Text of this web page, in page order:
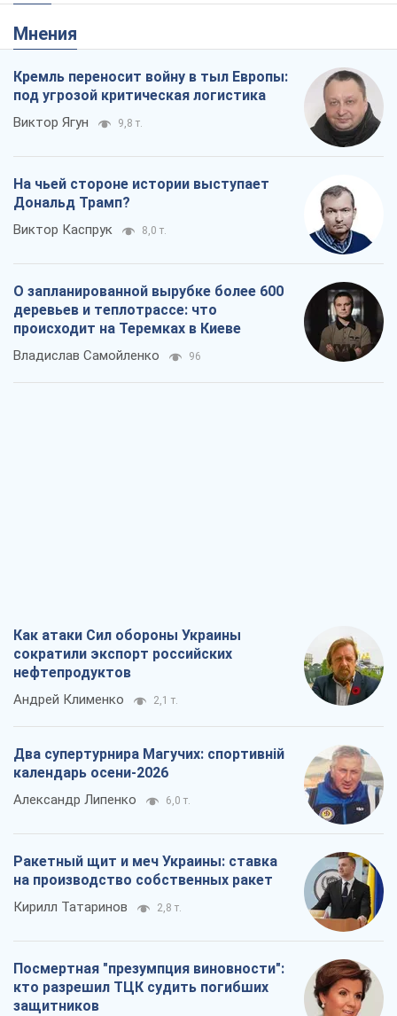
Мнения
Кремль переносит войну в тыл Европы:
под угрозой критическая логистика
Виктор Ягун 9,8 т.
На чьей стороне истории выступает
Дональд Трамп?
Виктор Каспрук 8,0 т.
О запланированной вырубке более 600
деревьев и теплотрассе: что
происходит на Теремках в Киеве
Владислав Самойленко 96
Как атаки Сил обороны Украины
сократили экспорт российских
нефтепродуктов
Андрей Клименко 2,1 т.
Два супертурнира Магучих: спортивній
календарь осени-2026
Александр Липенко 6,0 т.
Ракетный щит и меч Украины: ставка
на производство собственных ракет
Кирилл Татаринов 2,8 т.
Посмертная "презумпция виновности":
кто разрешил ТЦК судить погибших
защитников